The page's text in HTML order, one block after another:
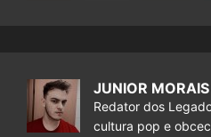
JUNIOR MORAIS
Redator dos
cultura pop e